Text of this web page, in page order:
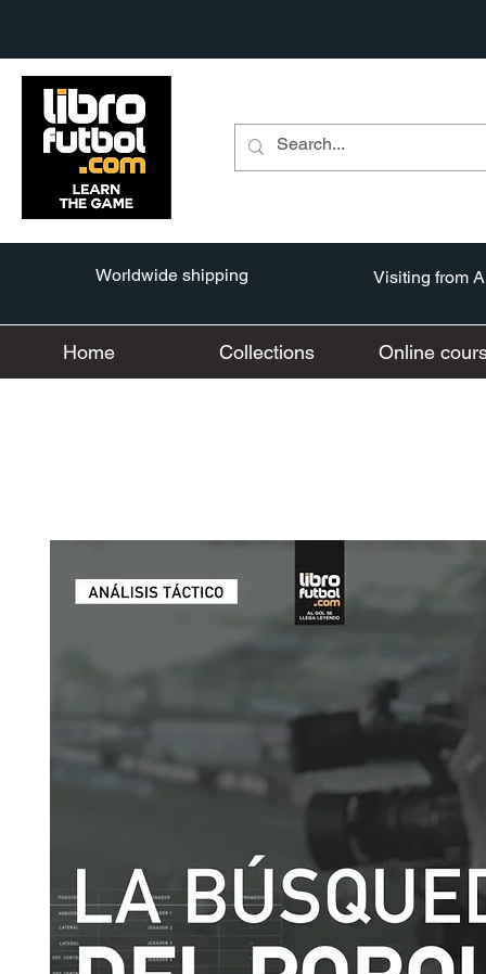
Worldwide shipping Visiting from
Home Collections Online